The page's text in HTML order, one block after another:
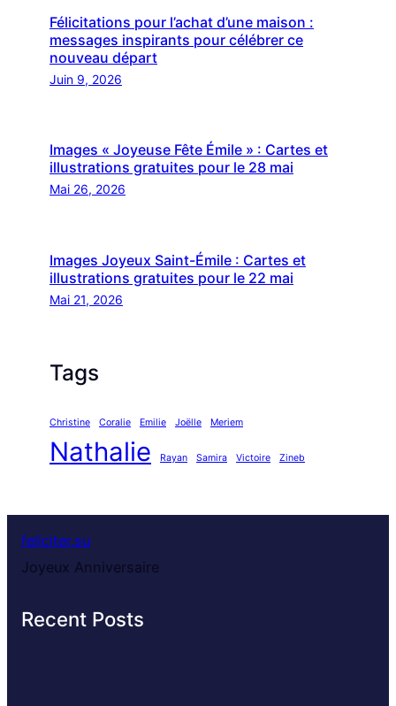
Félicitations pour l’achat d’une maison :
messages inspirants pour célébrer ce
nouveau départ
Juin 9, 2026
Images « Joyeuse Fête Émile » : Cartes et
illustrations gratuites pour le 28 mai
Mai 26, 2026
Images Joyeux Saint-Émile : Cartes et
illustrations gratuites pour le 22 mai
Mai 21, 2026
Tags
Christine Coralie Emilie Joëlle Meriem
Nathalie Rayan Samira Victoire Zineb
feliciter.su
Joyeux Anniversaire
Recent Posts